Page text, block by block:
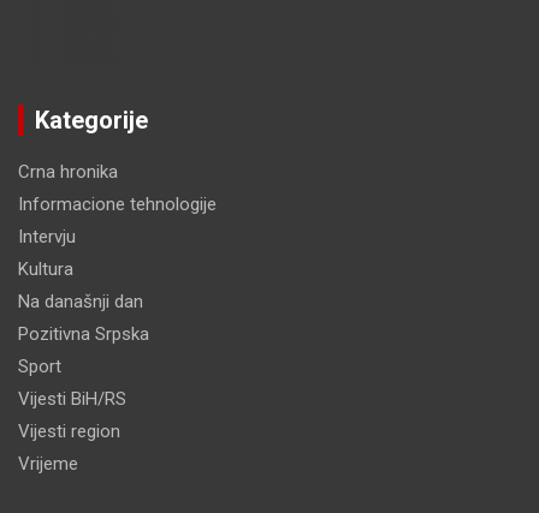
Kategorije
Crna hronika
Informacione tehnologije
Intervju
Kultura
Na današnji dan
Pozitivna Srpska
Sport
Vijesti BiH/RS
Vijesti region
Vrijeme